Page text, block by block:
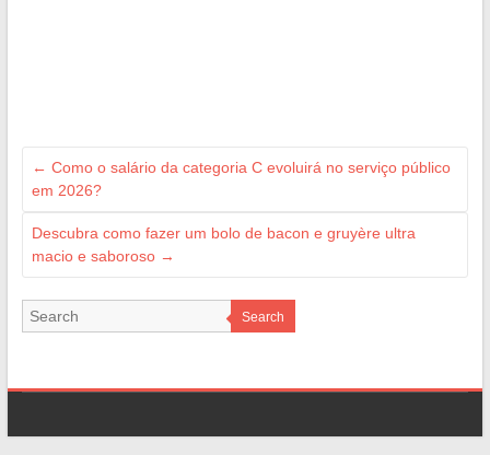
← Como o salário da categoria C evoluirá no serviço público
em 2026?
Descubra como fazer um bolo de bacon e gruyère ultra
macio e saboroso →
Search